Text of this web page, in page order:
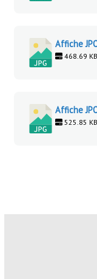
Affiche
468.69 KB
Affiche
525.85 KB